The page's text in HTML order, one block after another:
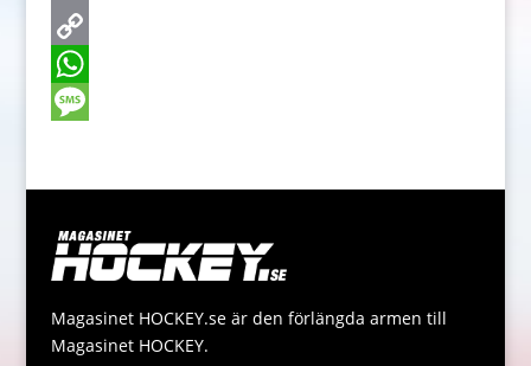
e
b
o
s
s
e
r
w
t
E
m
a
C
o
i
k
W
s
p
s
g
Magasinet HOCKEY.se är den förlängda armen till
Magasinet HOCKEY.